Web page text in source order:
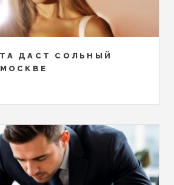
ДАСТ СОЛЬНЫЙ